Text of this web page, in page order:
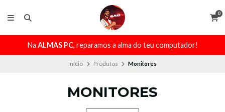
0
Na ALMAS PC, reparamos a alma do teu computador!
Início Produtos Monitores
MONITORES